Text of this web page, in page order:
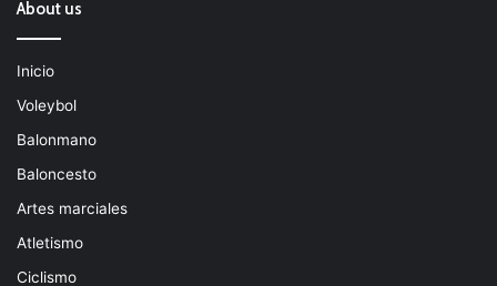
About us
Inicio
Voleybol
Balonmano
Baloncesto
Artes marciales
Atletismo
Ciclismo